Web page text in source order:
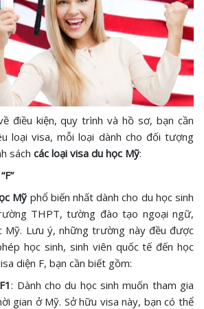
điều kiện, quy trình và hồ sơ, bạn cần
loại visa, mỗi loại dành cho đối tượng
sách các loại visa du học Mỹ:
Mỹ phổ biến nhất dành cho du học sinh
THPT, tường đào tạo ngoại ngữ,
Mỹ. Lưu ý, những trường này đều được
học sinh, sinh viên quốc tế đến học
diện F, bạn cần biết gồm:
: Dành cho du học sinh muốn tham gia
gian ở Mỹ. Sở hữu visa này, bạn có thể